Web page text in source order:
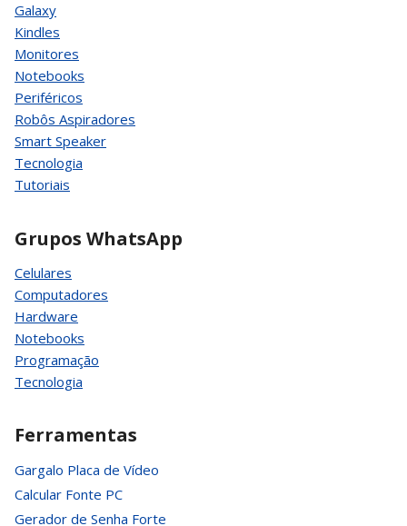
Galaxy
Kindles
Monitores
Notebooks
Periféricos
Robôs Aspiradores
Smart Speaker
Tecnologia
Tutoriais
Grupos WhatsApp
Celulares
Computadores
Hardware
Notebooks
Programação
Tecnologia
Ferramentas
Gargalo Placa de Vídeo
Calcular Fonte PC
Gerador de Senha Forte